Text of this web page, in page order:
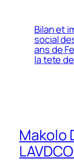
Bilan et
social
ans de
la tete
Makolo